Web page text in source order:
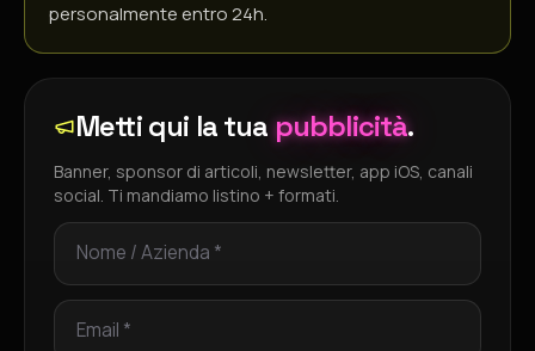
personalmente entro 24h.
Metti qui la tuapubblicità.
Banner, sponsor di articoli, newsletter, app iOS, canali
social. Ti mandiamo listino + formati.